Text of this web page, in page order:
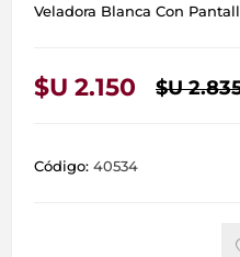
Veladora Blanca Con
$U 2.150 $U
Código: 40534